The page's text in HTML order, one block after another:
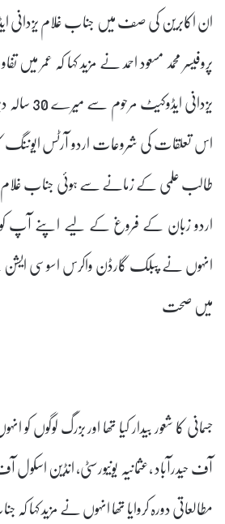
ان اکابرین کی صف میں جناب غلام یزدانی
پروفیسر محمد مسعود احمد نے مزید کہا کہ عمر
یزدانی
اس تعلقات کی شروعات اردو آرٹس
طالب علمی کے زمانے سے ہوئی جناب غلام
اردو زبان کے فروغ کے لیے اپنے آپ
انہوں نے پبلک گارڈن واکرس اسوسی
میں صحت
جسمانی کا شعور بیدار کیا تھا اور بزرگ لوگوں کو
آف حیدرآباد ،عثمانیہ یونیورسٹی، انڈین
مطالعاتی دورہ کروایا تھا انہوں نے مزید کہا کہ